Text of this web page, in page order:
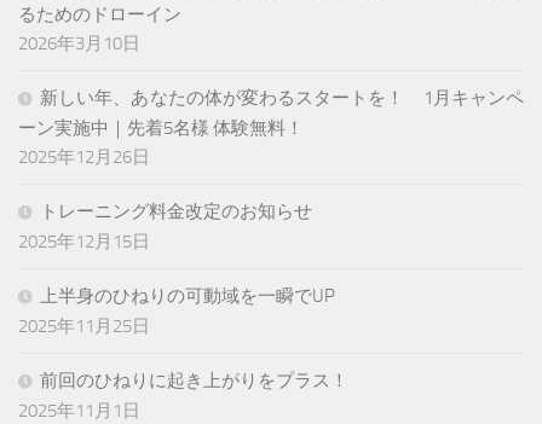
るためのドローイン
2026年3月10日
新しい年、あなたの体が変わるスタートを！ 1月キャンペ
ーン実施中｜先着5名様 体験無料！
2025年12月26日
トレーニング料金改定のお知らせ
2025年12月15日
上半身のひねりの可動域を一瞬でUP
2025年11月25日
前回のひねりに起き上がりをプラス！
2025年11月1日